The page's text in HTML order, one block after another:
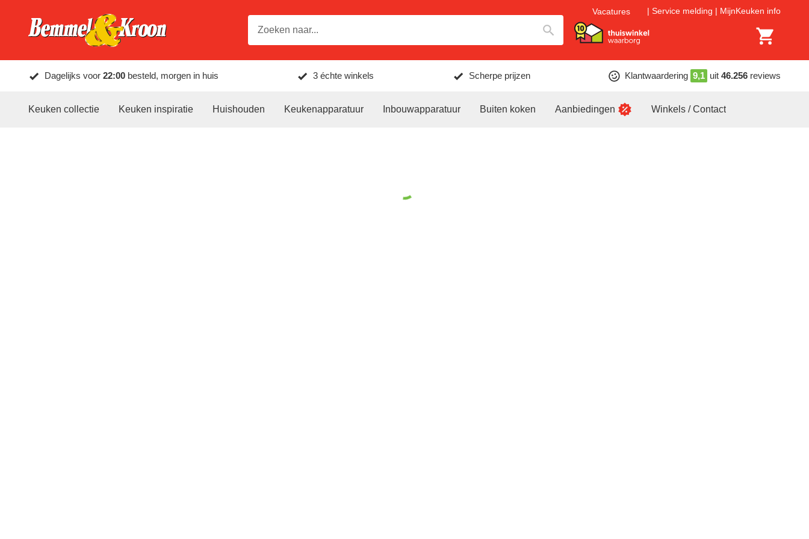
Vacatures Service melding MijnKeuken info
Dagelijks voor 22:00 besteld, morgen in huis 3 échte winkels Scherpe prijzen Klantwaardering 9,1 uit 46.256 reviews
Keuken collectie Keuken inspiratie Huishouden Keukenapparatuur Inbouwapparatuur Buiten koken Aanbiedingen Winkels / Contact